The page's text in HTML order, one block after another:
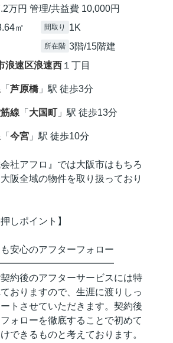
万円 管理/共益費 10,000円
㎡ 間取り 1K
所在階 3階/15階建
浪速区浪速西 １丁目
「 芦原橋」駅 徒歩3分
線 「 大国町 」駅 徒歩13分
「 今宮 」駅 徒歩10分
社アフロ』では大阪市はもちろ
阪全域の物件を取り扱っており
しポイント】
安心のアフターフォロー
約後のアフターサービスには特
おりますので、生涯に渡りしっ
トさせていただきます。契約後
ォローを徹底することで初めて
できるものと考えております。